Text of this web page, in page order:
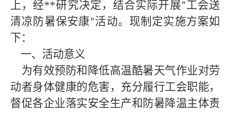
上，经**研究决定，结合实际开展“工会送
清凉防暑保安康”活动。现制定实施方案如
下：
一、活动意义
为有效预防和降低高温酷暑天气作业对劳
动者身体健康的危害，充分履行工会职能，
督促各企业落实安全生产和防暑降温主体责